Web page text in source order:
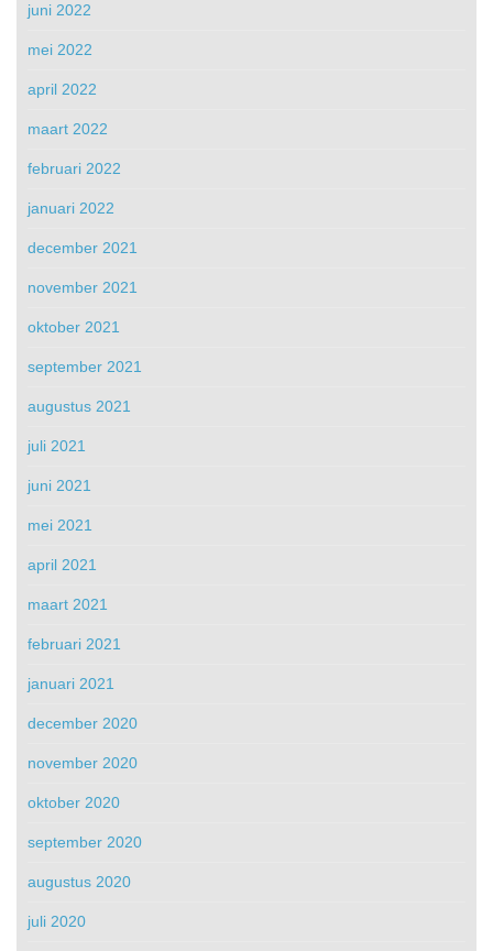
juni 2022
mei 2022
april 2022
maart 2022
februari 2022
januari 2022
december 2021
november 2021
oktober 2021
september 2021
augustus 2021
juli 2021
juni 2021
mei 2021
april 2021
maart 2021
februari 2021
januari 2021
december 2020
november 2020
oktober 2020
september 2020
augustus 2020
juli 2020